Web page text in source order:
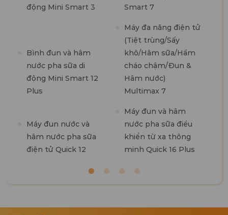
động Mini Smart 3
Smart 7
Bình đun và hâm
nước pha sữa di
động Mini Smart 12
Plus
Máy đa năng điện tử
(Tiệt trùng/Sấy
khô/Hâm sữa/Hầm
cháo chậm/Đun &
Hâm nước)
Multimax 7
Máy đun nước và
hâm nước pha sữa
điện tử Quick 12
Máy đun và hâm
nước pha sữa điều
khiển từ xa thông
minh Quick 16 Plus